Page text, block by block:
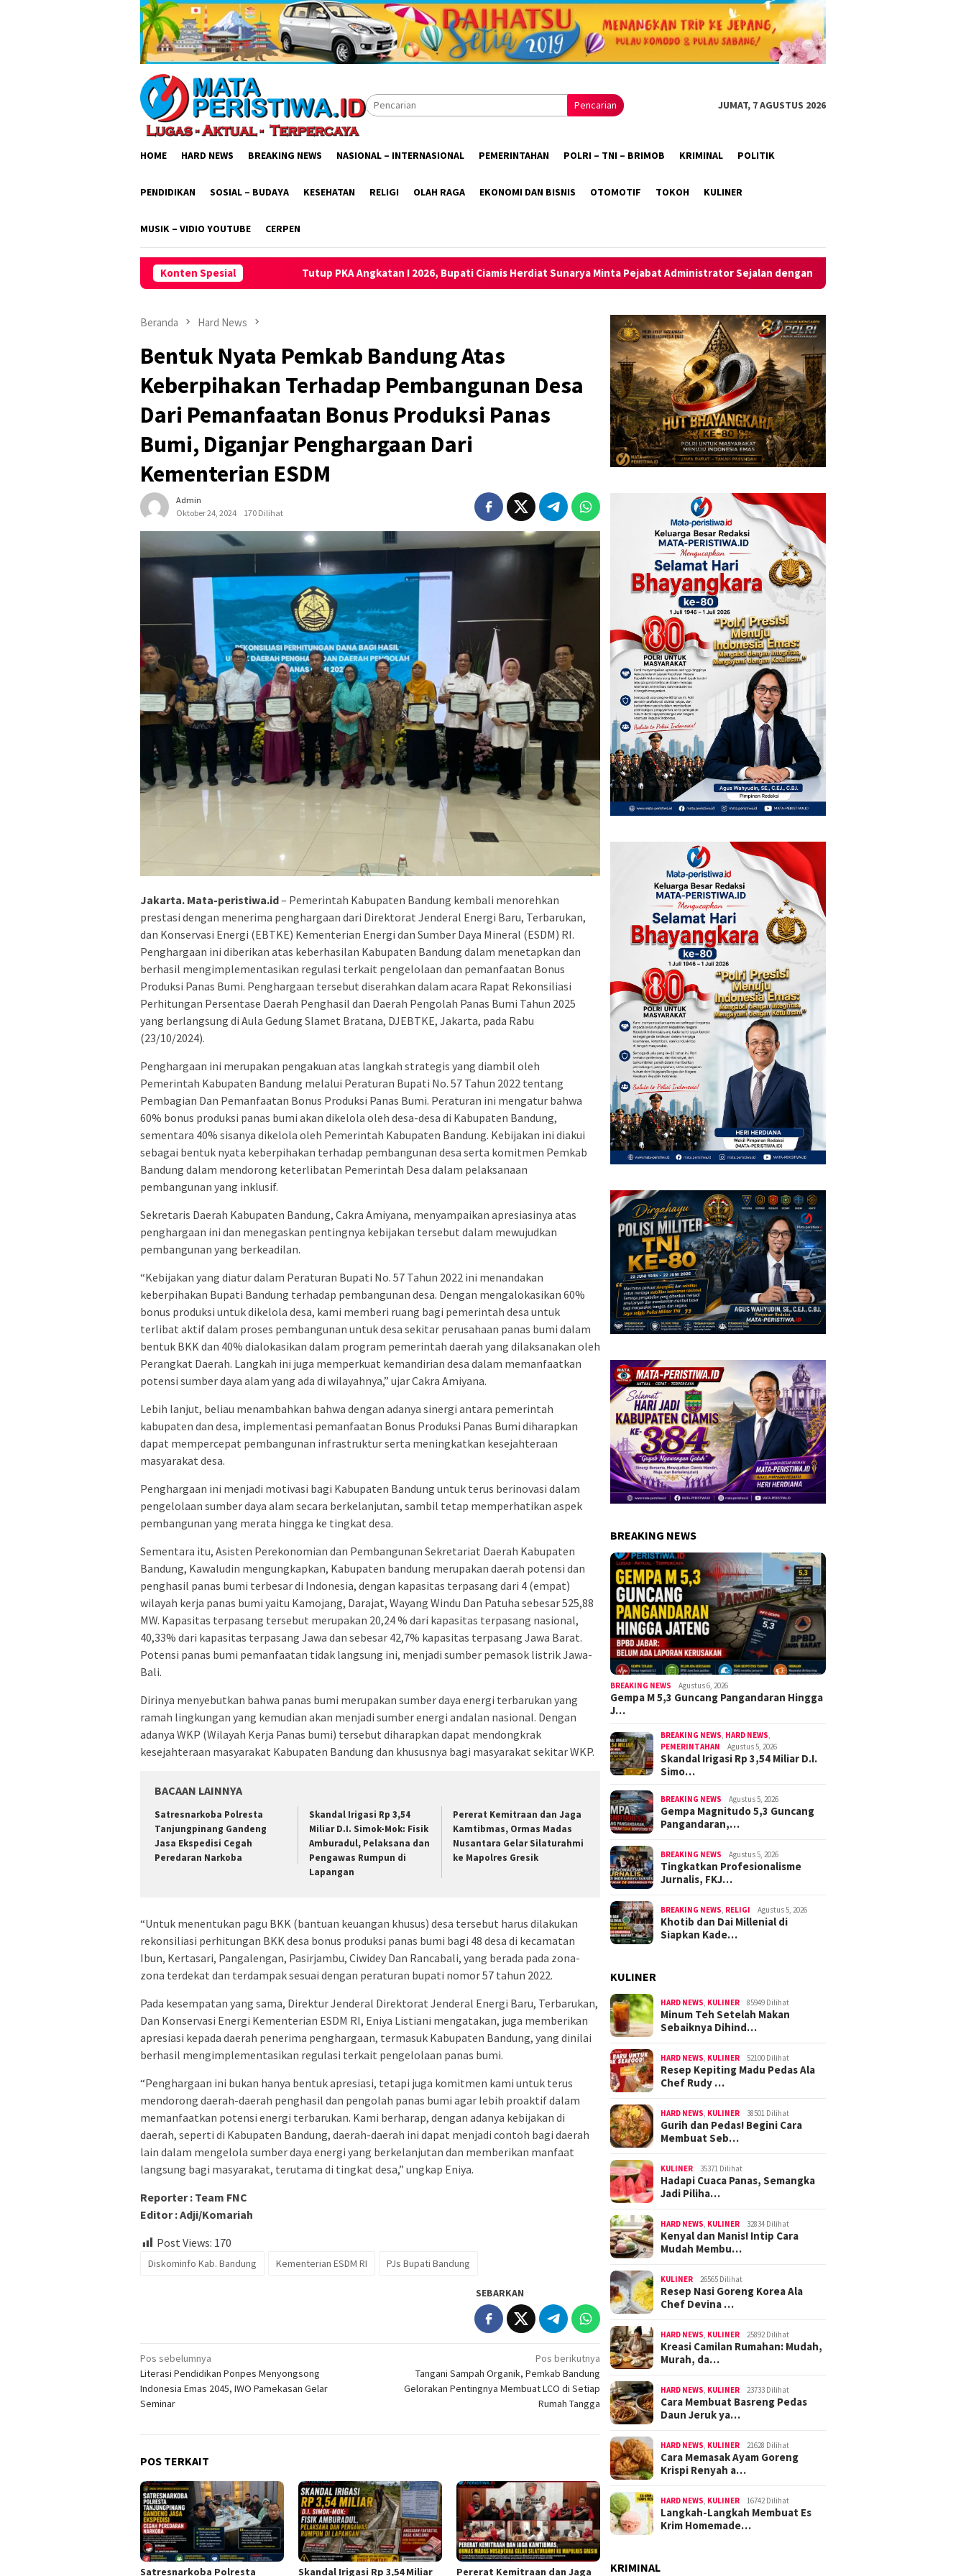
Pencarian JUMAT, 7 AGUSTUS 2026
HOME HARD NEWS BREAKING NEWS NASIONAL – INTERNASIONAL PEMERINTAHAN POLRI – TNI – BRIMOB KRIMINAL POLITIK
PENDIDIKAN SOSIAL – BUDAYA KESEHATAN RELIGI OLAH RAGA EKONOMI DAN BISNIS OTOMOTIF TOKOH KULINER
MUSIK – VIDIO YOUTUBE CERPEN
Konten Spesial
Tutup PKA Angkatan I 2026, Bupati Ciamis Herdiat Sunarya Minta Pejabat Administrator Sejalan dengan RPJMD Inovasi Pelaminan Pengantin Disdukcapil
Beranda Hard News
Bentuk Nyata Pemkab Bandung Atas
Keberpihakan Terhadap Pembangunan Desa
Dari Pemanfaatan Bonus Produksi Panas
Bumi, Diganjar Penghargaan Dari
Kementerian ESDM
Admin
Oktober 24, 2024
170 Dilihat
Jakarta. Mata-peristiwa.id– Pemerintah Kabupaten Bandung kembali menorehkan
prestasi dengan menerima penghargaan dari Direktorat Jenderal Energi Baru, Terbarukan,
dan Konservasi Energi (EBTKE) Kementerian Energi dan Sumber Daya Mineral (ESDM) RI.
Penghargaan ini diberikan atas keberhasilan Kabupaten Bandung dalam menetapkan dan
berhasil mengimplementasikan regulasi terkait pengelolaan dan pemanfaatan Bonus
Produksi Panas Bumi. Penghargaan tersebut diserahkan dalam acara Rapat Rekonsiliasi
Perhitungan Persentase Daerah Penghasil dan Daerah Pengolah Panas Bumi Tahun 2025
yang berlangsung di Aula Gedung Slamet Bratana, DJEBTKE, Jakarta, pada Rabu
(23/10/2024).
Penghargaan ini merupakan pengakuan atas langkah strategis yang diambil oleh
Pemerintah Kabupaten Bandung melalui Peraturan Bupati No. 57 Tahun 2022 tentang
Pembagian Dan Pemanfaatan Bonus Produksi Panas Bumi. Peraturan ini mengatur bahwa
60% bonus produksi panas bumi akan dikelola oleh desa-desa di Kabupaten Bandung,
sementara 40% sisanya dikelola oleh Pemerintah Kabupaten Bandung. Kebijakan ini diakui
sebagai bentuk nyata keberpihakan terhadap pembangunan desa serta komitmen Pemkab
Bandung dalam mendorong keterlibatan Pemerintah Desa dalam pelaksanaan
pembangunan yang inklusif.
Sekretaris Daerah Kabupaten Bandung, Cakra Amiyana, menyampaikan apresiasinya atas
penghargaan ini dan menegaskan pentingnya kebijakan tersebut dalam mewujudkan
pembangunan yang berkeadilan.
“Kebijakan yang diatur dalam Peraturan Bupati No. 57 Tahun 2022 ini menandakan
keberpihakan Bupati Bandung terhadap pembangunan desa. Dengan mengalokasikan 60%
bonus produksi untuk dikelola desa, kami memberi ruang bagi pemerintah desa untuk
terlibat aktif dalam proses pembangunan untuk desa sekitar perusahaan panas bumi dalam
bentuk BKK dan 40% dialokasikan dalam program pemerintah daerah yang dilaksanakan oleh
Perangkat Daerah. Langkah ini juga memperkuat kemandirian desa dalam memanfaatkan
potensi sumber daya alam yang ada di wilayahnya,” ujar Cakra Amiyana.
Lebih lanjut, beliau menambahkan bahwa dengan adanya sinergi antara pemerintah
kabupaten dan desa, implementasi pemanfaatan Bonus Produksi Panas Bumi diharapkan
dapat mempercepat pembangunan infrastruktur serta meningkatkan kesejahteraan
masyarakat desa.
Penghargaan ini menjadi motivasi bagi Kabupaten Bandung untuk terus berinovasi dalam
pengelolaan sumber daya alam secara berkelanjutan, sambil tetap memperhatikan aspek
pembangunan yang merata hingga ke tingkat desa.
Sementara itu, Asisten Perekonomian dan Pembangunan Sekretariat Daerah Kabupaten
Bandung, Kawaludin mengungkapkan, Kabupaten bandung merupakan daerah potensi dan
penghasil panas bumi terbesar di Indonesia, dengan kapasitas terpasang dari 4 (empat)
wilayah kerja panas bumi yaitu Kamojang, Darajat, Wayang Windu Dan Patuha sebesar 525,88
MW. Kapasitas terpasang tersebut merupakan 20,24 % dari kapasitas terpasang nasional,
40,33% dari kapasitas terpasang Jawa dan sebesar 42,7% kapasitas terpasang Jawa Barat.
Potensi panas bumi pemanfaatan tidak langsung ini, menjadi sumber pemasok listrik Jawa-
Bali.
Dirinya menyebutkan bahwa panas bumi merupakan sumber daya energi terbarukan yang
ramah lingkungan yang kemudian akan menjadi sumber energi andalan nasional. Dengan
adanya WKP (Wilayah Kerja Panas bumi) tersebut diharapkan dapat mendongkrak
kesejahteraan masyarakat Kabupaten Bandung dan khususnya bagi masyarakat sekitar WKP.
BACAAN LAINNYA
Satresnarkoba Polresta
Tanjungpinang Gandeng
Jasa Ekspedisi Cegah
Peredaran Narkoba
Skandal Irigasi Rp 3,54
Miliar D.I. Simok-Mok: Fisik
Amburadul, Pelaksana dan
Pengawas Rumpun di
Lapangan
Pererat Kemitraan dan Jaga
Kamtibmas, Ormas Madas
Nusantara Gelar Silaturahmi
ke Mapolres Gresik
“Untuk menentukan pagu BKK (bantuan keuangan khusus) desa tersebut harus dilakukan
rekonsiliasi perhitungan BKK desa bonus produksi panas bumi bagi 48 desa di kecamatan
Ibun, Kertasari, Pangalengan, Pasirjambu, Ciwidey Dan Rancabali, yang berada pada zona-
zona terdekat dan terdampak sesuai dengan peraturan bupati nomor 57 tahun 2022.
Pada kesempatan yang sama, Direktur Jenderal Direktorat Jenderal Energi Baru, Terbarukan,
Dan Konservasi Energi Kementerian ESDM RI, Eniya Listiani mengatakan, juga memberikan
apresiasi kepada daerah penerima penghargaan, termasuk Kabupaten Bandung, yang dinilai
berhasil mengimplementasikan regulasi terkait pengelolaan panas bumi.
“Penghargaan ini bukan hanya bentuk apresiasi, tetapi juga komitmen kami untuk terus
mendorong daerah-daerah penghasil dan pengolah panas bumi agar lebih proaktif dalam
memanfaatkan potensi energi terbarukan. Kami berharap, dengan adanya kebijakan di
daerah, seperti di Kabupaten Bandung, daerah-daerah ini dapat menjadi contoh bagi daerah
lain dalam mengelola sumber daya energi yang berkelanjutan dan memberikan manfaat
langsung bagi masyarakat, terutama di tingkat desa,” ungkap Eniya.
Reporter : Team FNC
Editor : Adji/Komariah
Post Views: 170
Diskominfo Kab. Bandung Kementerian ESDM RI PJs Bupati Bandung
SEBARKAN
Navigasi
pos
Pos sebelumnya
Literasi Pendidikan Ponpes Menyongsong
Indonesia Emas 2045, IWO Pamekasan Gelar
Seminar
Pos berikutnya
Tangani Sampah Organik, Pemkab Bandung
Gelorakan Pentingnya Membuat LCO di Setiap
Rumah Tangga
POS TERKAIT
Satresnarkoba Polresta Skandal Irigasi Rp 3,54 Miliar Pererat Kemitraan dan Jaga
BREAKING NEWS
BREAKING NEWS Agustus 6, 2026
Gempa M 5,3 Guncang Pangandaran Hingga
J…
BREAKING NEWS HARD NEWS
PEMERINTAHAN
Agustus 5, 2026
Skandal Irigasi Rp 3,54 Miliar D.I.
Simo…
BREAKING NEWS Agustus 5, 2026
Gempa Magnitudo 5,3 Guncang
Pangandaran,…
BREAKING NEWS Agustus 5, 2026
Tingkatkan Profesionalisme
Jurnalis, FKJ…
BREAKING NEWS RELIGI Agustus 5, 2026
Khotib dan Dai Millenial di
Siapkan Kade…
KULINER
HARD NEWS KULINER 85949 Dilihat
Minum Teh Setelah Makan
Sebaiknya Dihind…
HARD NEWS KULINER 52100 Dilihat
Resep Kepiting Madu Pedas Ala
Chef Rudy …
HARD NEWS KULINER 38501 Dilihat
Gurih dan Pedas! Begini Cara
Membuat Seb…
KULINER 35371 Dilihat
Hadapi Cuaca Panas, Semangka
Jadi Piliha…
HARD NEWS KULINER 32834 Dilihat
Kenyal dan Manis! Intip Cara
Mudah Membu…
KULINER 26565 Dilihat
Resep Nasi Goreng Korea Ala
Chef Devina …
HARD NEWS KULINER 25892 Dilihat
Kreasi Camilan Rumahan: Mudah,
Murah, da…
HARD NEWS KULINER 23733 Dilihat
Cara Membuat Basreng Pedas
Daun Jeruk ya…
HARD NEWS KULINER 21628 Dilihat
Cara Memasak Ayam Goreng
Krispi Renyah a…
HARD NEWS KULINER 16742 Dilihat
Langkah-Langkah Membuat Es
Krim Homemade…
KRIMINAL